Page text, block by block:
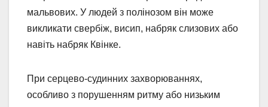
мальвових. У людей з полінозом він може
викликати свербіж, висип, набряк слизових або
навіть набряк Квінке.
При серцево-судинних захворюваннях,
особливо з порушенням ритму або низьким